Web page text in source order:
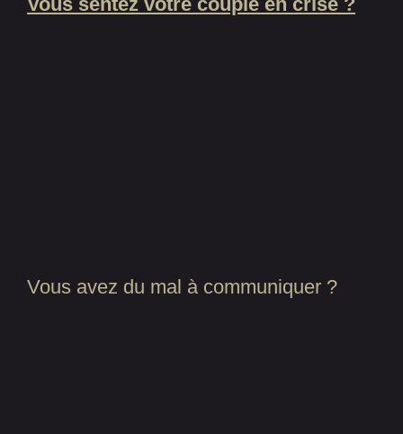
Vous avez du mal à communiquer ?